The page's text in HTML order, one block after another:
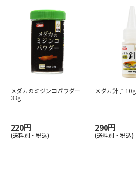
メダカのミジンコパウダー
38g
220円
(送料別・税込)
メダカ針子 10g
290円
(送料別・税込)